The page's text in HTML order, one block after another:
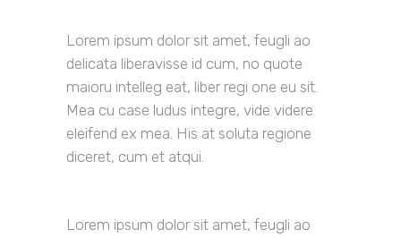
Lorem ipsum dolor sit amet, feugli ao
delicata liberavisse id cum, no quote
maioru intelleg eat, liber regi one eu sit.
Mea cu case ludus integre, vide videre
eleifend ex mea. His at soluta regione
diceret, cum et atqui.
Lorem ipsum dolor sit amet, feugli ao